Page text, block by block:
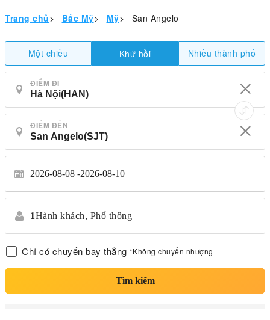
Trang chủ> Bắc Mỹ> Mỹ> San Angelo
Một chiều Khứ hồi Nhiều thành phố
ĐIỂM ĐI
ĐIỂM ĐẾN
2026-08-08 2026-08-10
1Hành khách, Phổ thông
Chỉ có chuyến bay thẳng *Không chuyển nhượng
Tìm kiếm